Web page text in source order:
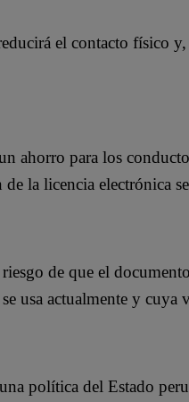
el contacto físico
ahorro para los
la licencia electrónica
de que el
usa actualmente y cuya
política del Estado